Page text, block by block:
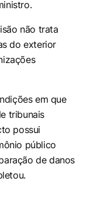
não trata
do exterior
em que
tribunais
possui
público
de danos